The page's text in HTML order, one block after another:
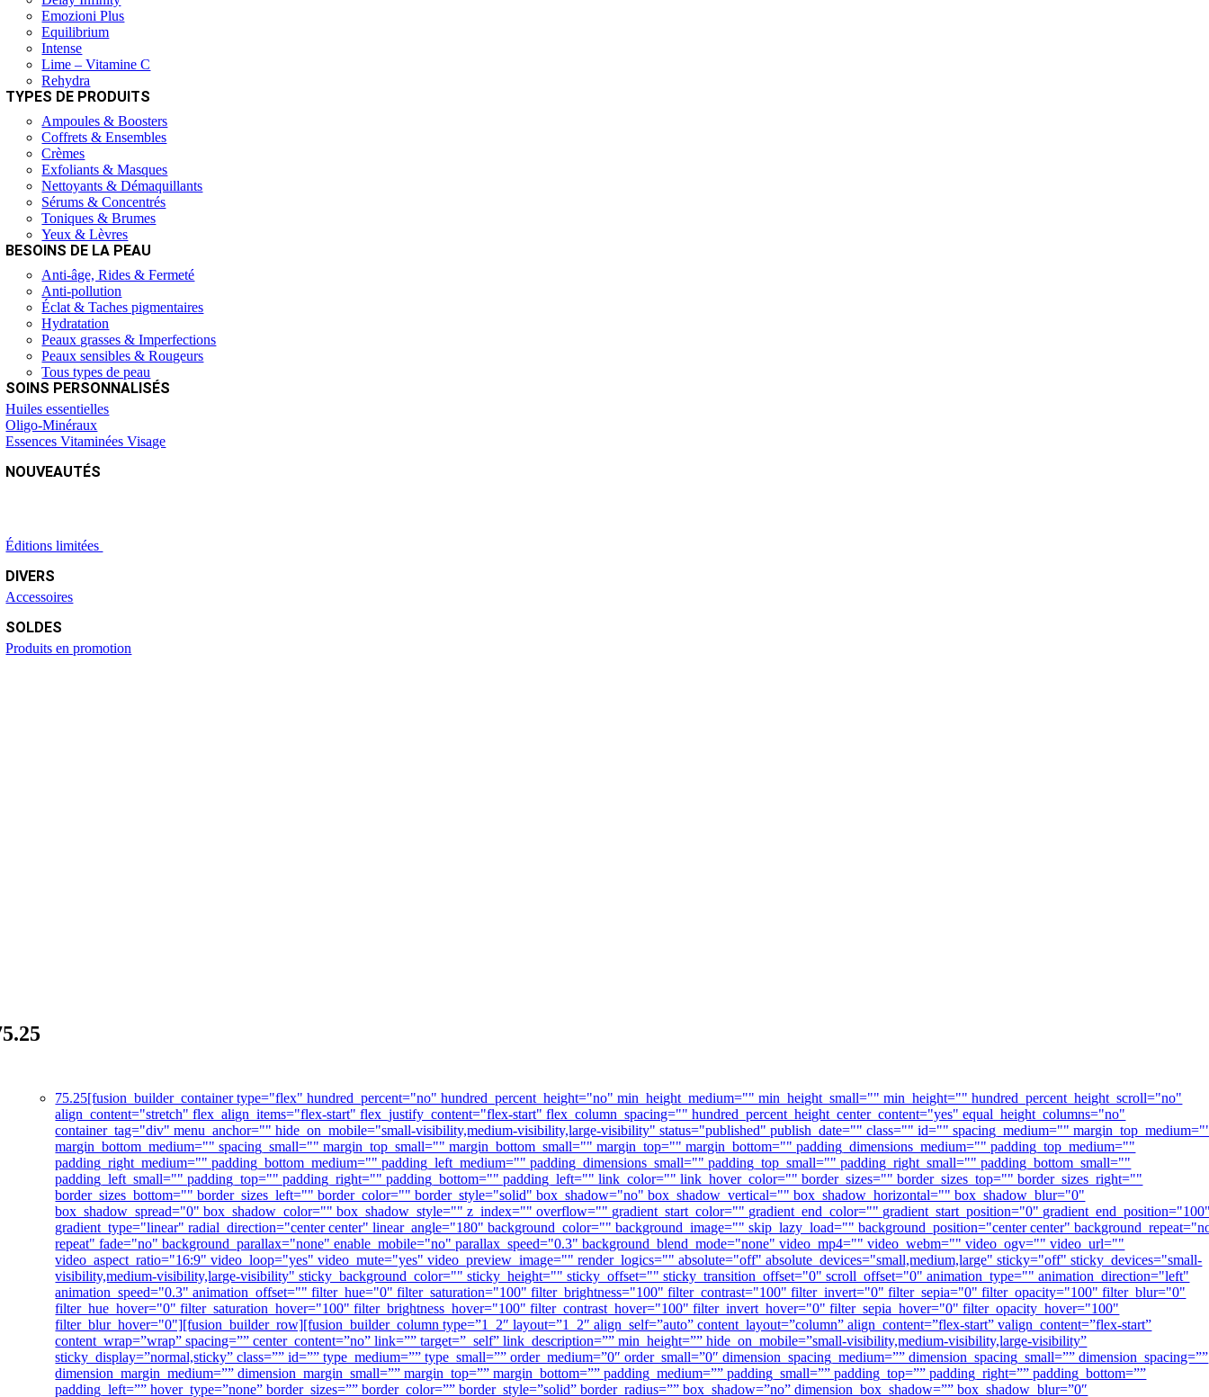
Emozioni Plus
Equilibrium
Intense
Lime – Vitamine C
Rehydra
TYPES DE PRODUITS
Ampoules & Boosters
Coffrets & Ensembles
Crèmes
Exfoliants & Masques
Nettoyants & Démaquillants
Sérums & Concentrés
Toniques & Brumes
Yeux & Lèvres
BESOINS DE LA PEAU
Anti-âge, Rides & Fermeté
Anti-pollution
Éclat & Taches pigmentaires
Hydratation
Peaux grasses & Imperfections
Peaux sensibles & Rougeurs
Tous types de peau
SOINS PERSONNALISÉS
Huiles essentielles
Oligo-Minéraux
Essences Vitaminées Visage
NOUVEAUTÉS
Éditions limitées
DIVERS
Accessoires
SOLDES
Produits en promotion
75.25[fusion_builder_container type="flex" hundred_percent="no" hundred_percent_height="no" min_height_medium="" min_height_small="" min_height="" hundred_percent_height_scroll="no"
align_content="stretch" flex_align_items="flex-start" flex_justify_content="flex-start" flex_column_spacing="" hundred_percent_height_center_content="yes" equal_height_columns="no"
container_tag="div" menu_anchor="" hide_on_mobile="small-visibility,medium-visibility,large-visibility" status="published" publish_date="" class="" id="" spacing_medium=""
margin_bottom_medium="" spacing_small="" margin_top_small="" margin_bottom_small="" margin_top="" margin_bottom="" padding_dimensions_medium="" padding_top_medium=""
padding_right_medium="" padding_bottom_medium="" padding_left_medium="" padding_dimensions_small="" padding_top_small="" padding_right_small="" padding_bottom_small=""
padding_left_small="" padding_top="" padding_right="" padding_bottom="" padding_left="" link_color="" link_hover_color="" border_sizes="" border_sizes_top="" border_sizes_right=""
border_sizes_bottom="" border_sizes_left="" border_color="" border_style="solid" box_shadow="no" box_shadow_vertical="" box_shadow_horizontal="" box_shadow_blur="0"
box_shadow_spread="0" box_shadow_color="" box_shadow_style="" z_index="" overflow="" gradient_start_color="" gradient_end_color="" gradient_start_position="0"
gradient_type="linear" radial_direction="center center" linear_angle="180" background_color="" background_image="" skip_lazy_load="" background_position="center center"
repeat" fade="no" background_parallax="none" enable_mobile="no" parallax_speed="0.3" background_blend_mode="none" video_mp4="" video_webm="" video_ogv="" video_url=""
video_aspect_ratio="16:9" video_loop="yes" video_mute="yes" video_preview_image="" render_logics="" absolute="off" absolute_devices="small,medium,large" sticky="off" sticky_devices="small-
visibility,medium-visibility,large-visibility" sticky_background_color="" sticky_height="" sticky_offset="" sticky_transition_offset="0" scroll_offset="0" animation_type="" animation_direction="left"
animation_speed="0.3" animation_offset="" filter_hue="0" filter_saturation="100" filter_brightness="100" filter_contrast="100" filter_invert="0" filter_sepia="0" filter_opacity="100" filter_blur="0"
filter_hue_hover="0" filter_saturation_hover="100" filter_brightness_hover="100" filter_contrast_hover="100" filter_invert_hover="0" filter_sepia_hover="0" filter_opacity_hover="100"
filter_blur_hover="0"][fusion_builder_row][fusion_builder_column type=”1_2″ layout=”1_2″ align_self=”auto” content_layout=”column” align_content=”flex-start” valign_content=”flex-start”
content_wrap=”wrap” spacing=”” center_content=”no” link=”” target=”_self” link_description=”” min_height=”” hide_on_mobile=”small-visibility,medium-visibility,large-visibility”
sticky_display=”normal,sticky” class=”” id=”” type_medium=”” type_small=”” order_medium=”0″ order_small=”0″ dimension_spacing_medium=”” dimension_spacing_small=”” dimension_spacing=””
dimension_margin_medium=”” dimension_margin_small=”” margin_top=”” margin_bottom=”” padding_medium=”” padding_small=”” padding_top=”” padding_right=”” padding_bottom=””
padding_left=”” hover_type=”none” border_sizes=”” border_color=”” border_style=”solid” border_radius=”” box_shadow=”no” dimension_box_shadow=”” box_shadow_blur=”0″